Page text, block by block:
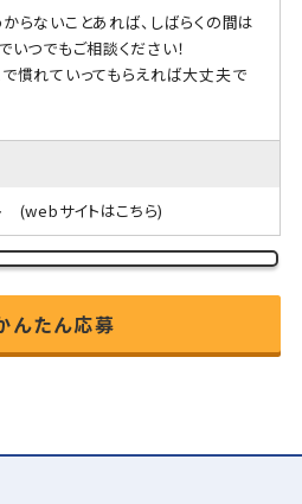
らないことあれば、しばらくの間は
いつでもご相談ください！
慣れていってもらえれば大丈夫で
(webサイトはこちら)
んたん応募